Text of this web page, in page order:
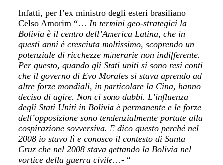
Infatti, per l’ex ministro degli esteri brasiliano
Celso Amorim “… In termini geo-strategici la
Bolivia è il centro dell’America Latina, che in
questi anni è cresciuta moltissimo, scoprendo un
potenziale di ricchezze minerarie non indifferente.
Per questo, quando gli Stati uniti si sono resi conti
che il governo di Evo Morales si stava aprendo ad
altre forze mondiali, in particolare la Cina, hanno
deciso di agire. Non ci sono dubbi. L’influenza
degli Stati Uniti in Bolivia è permanente e le forze
dell’opposizione sono tendenzialmente portate alla
cospirazione sovversiva. E dico questo perché nel
2008 io stavo lì e conosco il contesto di Santa
Cruz che nel 2008 stava gettando la Bolivia nel
vortice della guerra civile…- “